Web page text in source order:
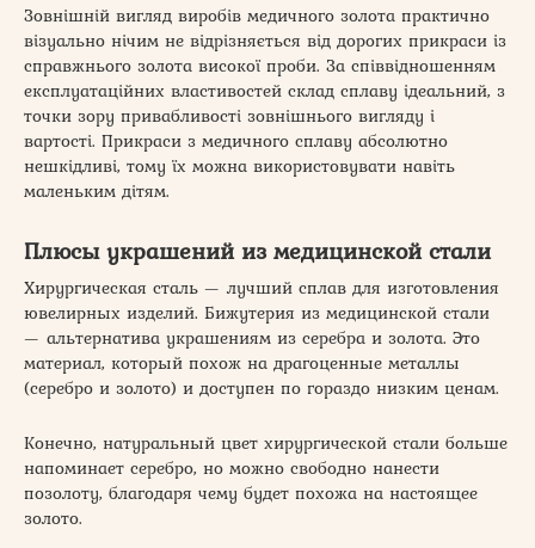
Зовнішній вигляд виробів медичного золота практично
візуально нічим не відрізняється від дорогих прикраси із
справжнього золота високої проби. За співвідношенням
експлуатаційних властивостей склад сплаву ідеальний, з
точки зору привабливості зовнішнього вигляду і
вартості. Прикраси з медичного сплаву абсолютно
нешкідливі, тому їх можна використовувати навіть
маленьким дітям.
Плюсы украшений из медицинской стали
Хирургическая сталь — лучший сплав для изготовления
ювелирных изделий. Бижутерия из медицинской стали
— альтернатива украшениям из серебра и золота. Это
материал, который похож на драгоценные металлы
(серебро и золото) и доступен по гораздо низким ценам.
Конечно, натуральный цвет хирургической стали больше
напоминает серебро, но можно свободно нанести
позолоту, благодаря чему будет похожа на настоящее
золото.